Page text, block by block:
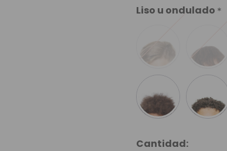
Liso u ondulado *
Cantidad: